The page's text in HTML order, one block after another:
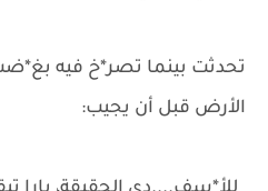
تحدثت بينما تصر*خ فيه
الأرض قبل أن يجيب: